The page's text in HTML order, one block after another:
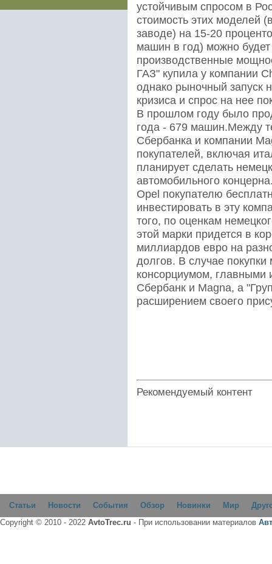
устойчивым спросом в
стоимость этих моделей
заводе) на 15-20
машин в год) можно
производственные
ГАЗ" купила у компании
однако рыночный запуск
кризиса и спрос на нее
В прошлом году было
года - 679 машин.Между
Сбербанка и компании
покупателей, включая
планирует сделать
автомобильного
Opel покупателю
инвестировать в эту
того, по оценкам
этой марки придется в
миллиардов евро на
долгов. В случае покупки
консорциумом, главными
Сбербанк и Magna, а
расширением своего
Рекомендуемый контент
Статьи Новости События Обзор Новинки Мир
Copyright © 2010 - 2022 AvtoTrec.ru - При использовании материалов